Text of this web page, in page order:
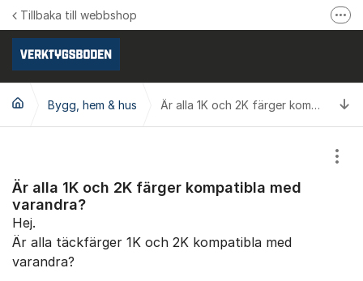
Hoppa till innehåll
Tillbaka till webbshop
Se våra produktvideos
Bygg, hem & hus Är alla 1K och 2K färger kompatibla med varandra?
Är alla 1K och 2K färger kompatibla med
varandra?
Hej.
Är alla täckfärger 1K och 2K kompatibla med
varandra?